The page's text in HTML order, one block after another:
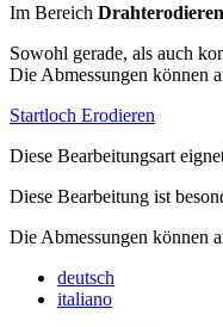
Im Bereich Drahterodieren
Sowohl gerade, als auch
Die Abmessungen können
Startloch Erodieren
Diese Bearbeitungsart
Diese Bearbeitung ist
Die Abmessungen können
deutsch
italiano